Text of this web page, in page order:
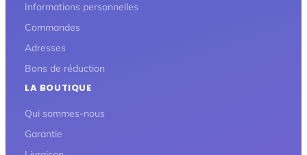
Informations personnelles
Commandes
Adresses
Bons de réduction
LA BOUTIQUE
Qui sommes-nous
Garantie